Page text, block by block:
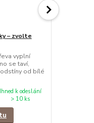
– zvolte
vyplní
se taví,
od bílé
Ihned k odeslání
> 10 ks